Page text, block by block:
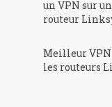
un VPN sur un
routeur
Meilleur
les routeurs